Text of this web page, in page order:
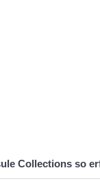
Collections so